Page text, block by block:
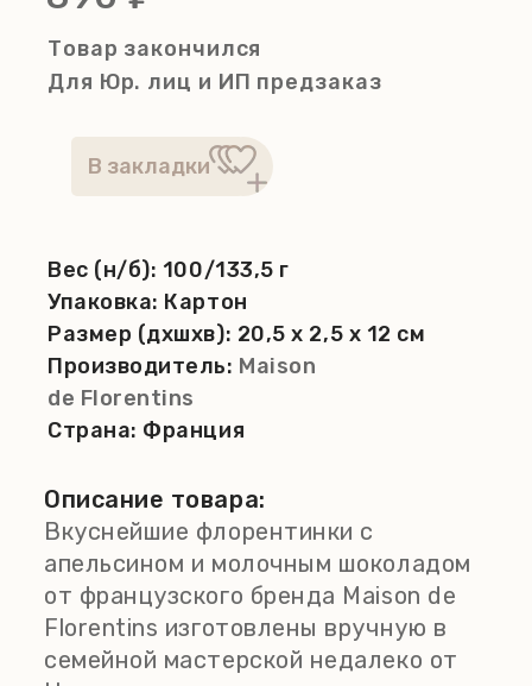
Товар закончился
Для Юр. лиц и ИП предзаказ
Вес (н/б): 100/133,5 г
Упаковка: Картон
Размер (дхшхв): 20,5 x 2,5 x 12 см
Производитель: Maison
de Florentins
Страна: Франция
Описание товара:
Вкуснейшие флорентинки с
апельсином и молочным шоколадом
от французского бренда Maison de
Florentins изготовлены вручную в
семейной мастерской недалеко от